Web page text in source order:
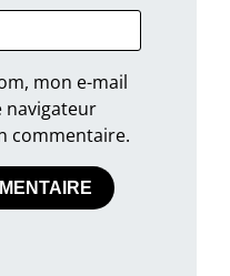
mon e-mail
navigateur
commentaire.